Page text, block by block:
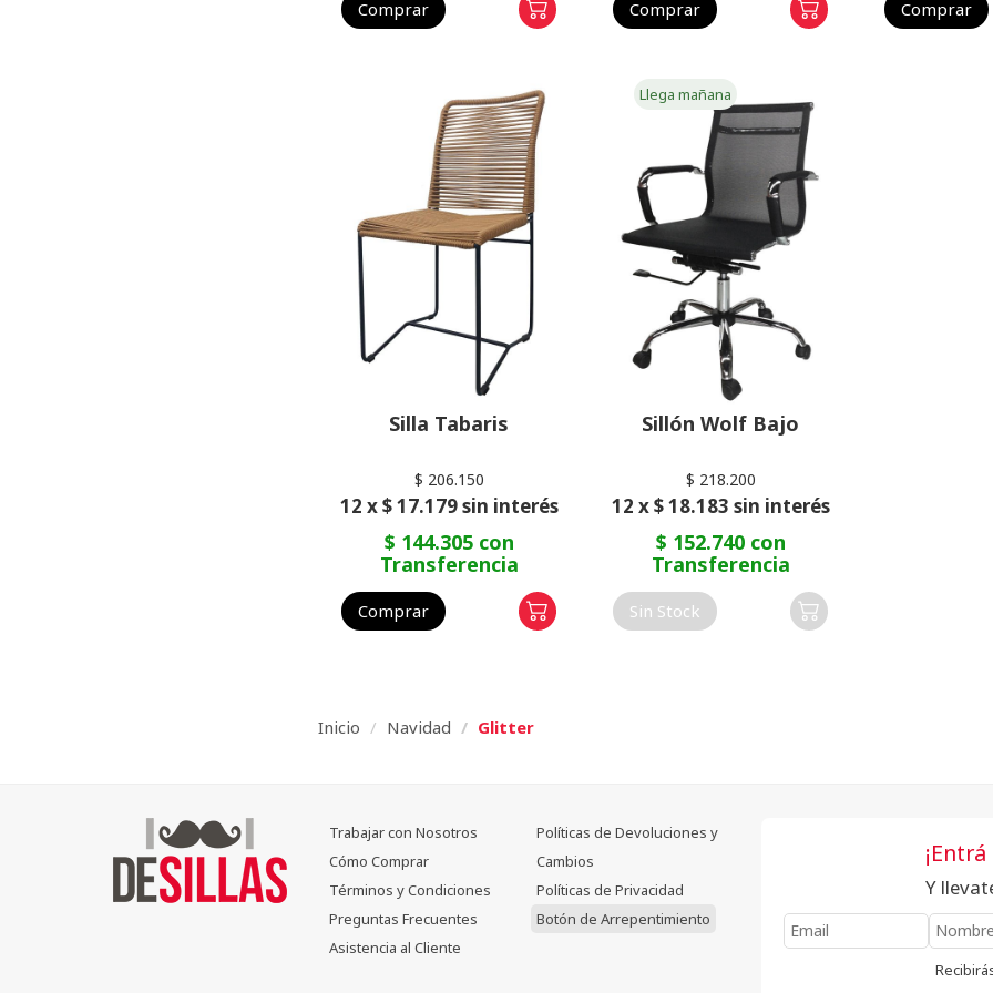
Comprar Comprar Comprar
Silla Tabaris
$ 206.150
12 x $ 17.179 sin interés
$ 144.305 con
Transferencia
Comprar
Llega mañana
Sillón Wolf Bajo
$ 218.200
12 x $ 18.183 sin interés
$ 152.740 con
Transferencia
Sin Stock
Inicio Navidad Glitter
Trabajar con Nosotros
Cómo Comprar
Términos y Condiciones
Preguntas Frecuentes
Asistencia al Cliente
Políticas de Devoluciones y
Cambios
Políticas de Privacidad
Botón de Arrepentimiento
Y